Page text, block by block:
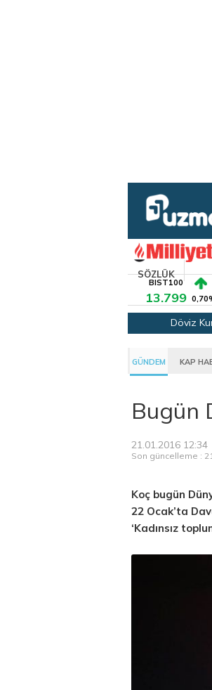
SÖZLÜK
BIST100
13.799
Döviz
GÜNDEM KAP
Bugün
21.01.2016 12:34
Son güncelleme :
Koç bugün
22 Ocak’ta
‘Kadınsız